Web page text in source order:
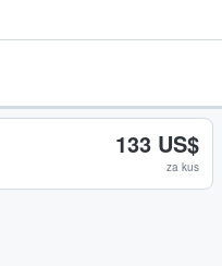
133 US$
za kus